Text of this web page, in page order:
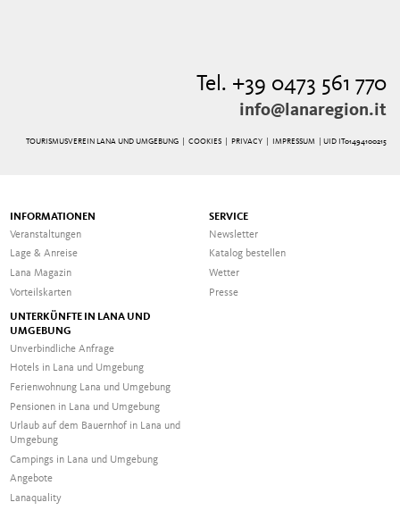
Tel. +39 0473 561 770
info@lanaregion.it
TOURISMUSVEREIN LANA UND UMGEBUNG | COOKIES| PRIVACY| IMPRESSUM | UID IT01494100215
INFORMATIONEN
Veranstaltungen
Lage & Anreise
Lana Magazin
Vorteilskarten
SERVICE
Newsletter
Katalog bestellen
Wetter
Presse
UNTERKÜNFTE IN LANA UND
UMGEBUNG
Unverbindliche Anfrage
Hotels in Lana und Umgebung
Ferienwohnung Lana und Umgebung
Pensionen in Lana und Umgebung
Urlaub auf dem Bauernhof in Lana und
Umgebung
Campings in Lana und Umgebung
Angebote
Lanaquality